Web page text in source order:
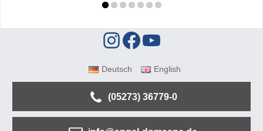
Deutsch English
(05273) 36779-0